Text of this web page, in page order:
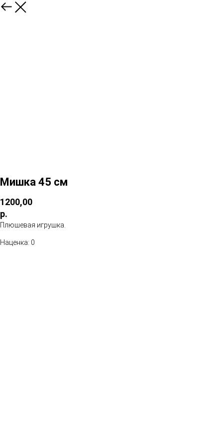
Мишка 45 см
1200,00
р.
Плюшевая игрушка.
Наценка: 0